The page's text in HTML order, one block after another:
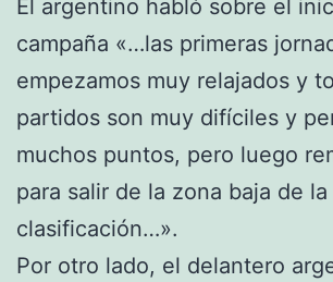
El argentino habló sobre el
campaña «…las primeras
empezamos muy relajados y
partidos son muy difíciles y
muchos puntos, pero luego
para salir de la zona baja de la
clasificación…».
Por otro lado, el delantero